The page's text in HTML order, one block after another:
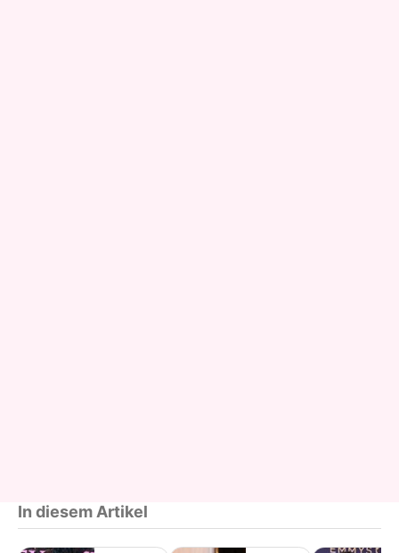
In diesem Artikel